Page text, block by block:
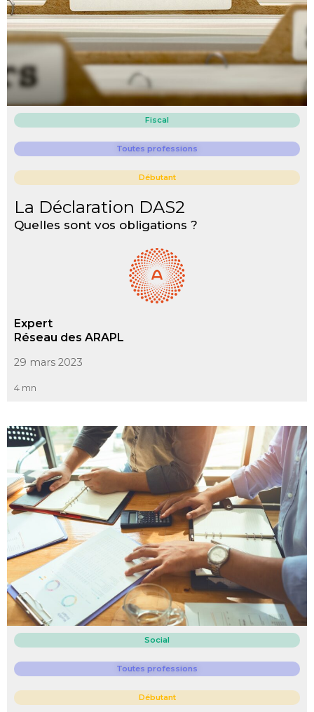
Fiscal
Toutes professions
Débutant
La Déclaration DAS2
Quelles sont vos obligations ?
Expert
Réseau des ARAPL
29 mars 2023
4 mn
Social
Toutes professions
Débutant